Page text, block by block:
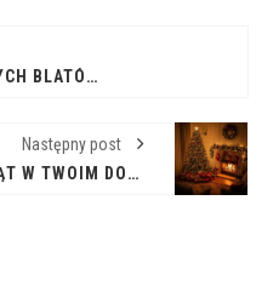
WYBÓR IDEALNYCH BLATÓW KUCHENNYCH: PRZEWODNIK
Następny post
MAGIA ŚWIĄT W TWOIM DOMU: INSPIRACJE NA DEKORACJE ŚWIĄTECZNE